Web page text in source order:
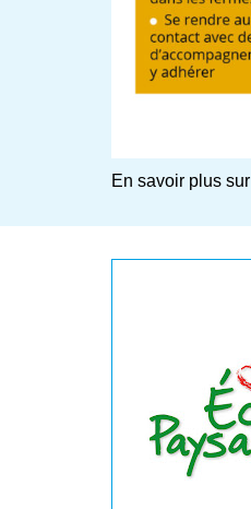
En savoir plus sur